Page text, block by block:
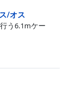
/オス
う6.1mケー